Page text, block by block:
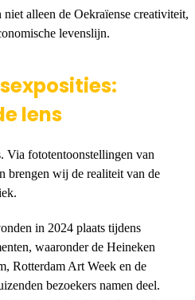
alleen de Oekraïense creativiteit,
levenslijn.
lens
Via fototentoonstellingen van
brengen wij de realiteit van de
in 2024 plaats tijdens
waaronder de Heineken
Rotterdam Art Week en de
bezoekers namen deel.